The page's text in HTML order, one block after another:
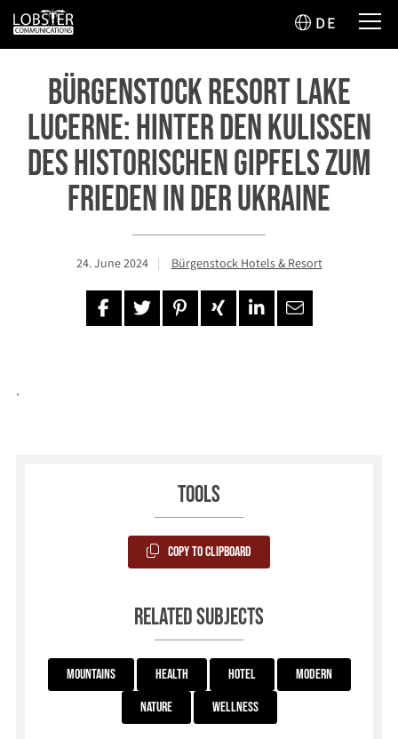
DE
Bürgenstock Resort Lake
Lucerne: hinter den Kulissen
des historischen Gipfels zum
Frieden in der Ukraine
24. June 2024 Bürgenstock Hotels & Resort
.
Tools
Copy to Clipboard
Related subjects
Mountains Health Hotel
Modern
Nature
Wellness